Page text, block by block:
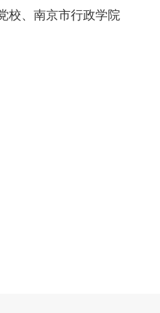
校、南京市行政学院